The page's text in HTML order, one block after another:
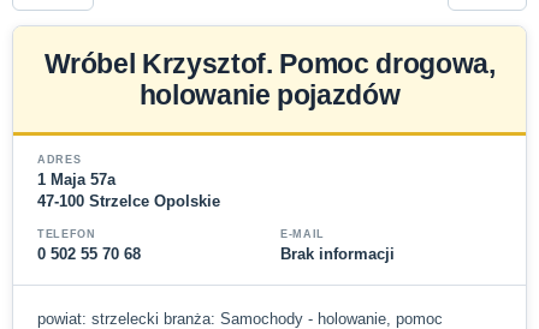
Wróbel Krzysztof. Pomoc drogowa,
holowanie pojazdów
ADRES
1 Maja 57a
47-100 Strzelce Opolskie
TELEFON
0 502 55 70 68
E-MAIL
Brak informacji
powiat: strzelecki branża: Samochody - holowanie, pomoc